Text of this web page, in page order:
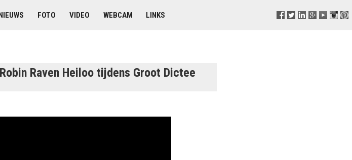
FOTO VIDEO WEBCAM LINKS
Raven Heiloo tijdens Groot Dictee